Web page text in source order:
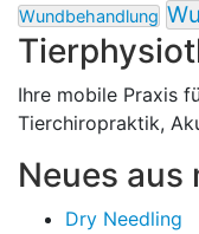
Wundbehandlung
Ihre mobile Praxis
Tierchiropraktik,
Neues aus
Dry Needling